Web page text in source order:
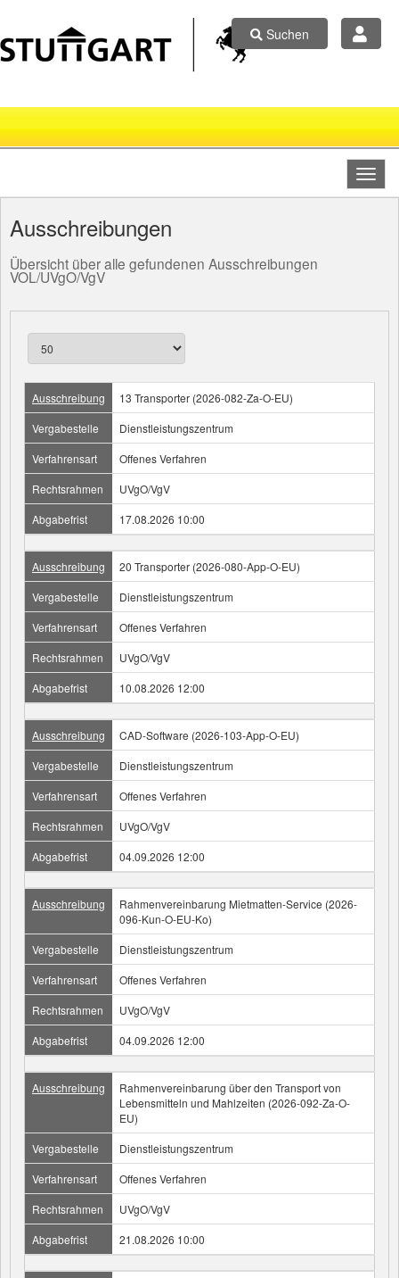
Suchen
Ausschreibungen
Übersicht über alle gefundenen Ausschreibungen
VOL/UVgO/VgV
Ausschreibung
13 Transporter (2026-082-Za-O-EU)
Vergabestelle
Dienstleistungszentrum
Verfahrensart
Offenes Verfahren
Rechtsrahmen
UVgO/VgV
Abgabefrist
17.08.2026 10:00
Ausschreibung
20 Transporter (2026-080-App-O-EU)
Vergabestelle
Dienstleistungszentrum
Verfahrensart
Offenes Verfahren
Rechtsrahmen
UVgO/VgV
Abgabefrist
10.08.2026 12:00
Ausschreibung
CAD-Software (2026-103-App-O-EU)
Vergabestelle
Dienstleistungszentrum
Verfahrensart
Offenes Verfahren
Rechtsrahmen
UVgO/VgV
Abgabefrist
04.09.2026 12:00
Ausschreibung
Rahmenvereinbarung Mietmatten-Service (2026-
096-Kun-O-EU-Ko)
Vergabestelle
Dienstleistungszentrum
Verfahrensart
Offenes Verfahren
Rechtsrahmen
UVgO/VgV
Abgabefrist
04.09.2026 12:00
Ausschreibung
Rahmenvereinbarung über den Transport von
Lebensmitteln und Mahlzeiten (2026-092-Za-O-
EU)
Vergabestelle
Dienstleistungszentrum
Verfahrensart
Offenes Verfahren
Rechtsrahmen
UVgO/VgV
Abgabefrist
21.08.2026 10:00